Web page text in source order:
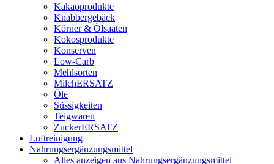
Kakaoprodukte
Knabbergebäck
Körner & Ölsaaten
Kokosprodukte
Konserven
Low-Carb
Mehlsorten
MilchERSATZ
Öle
Süssigkeiten
Teigwaren
ZuckerERSATZ
Luftreinigung
Nahrungsergänzungsmittel
Alles anzeigen aus Nahrungsergänzungsmittel